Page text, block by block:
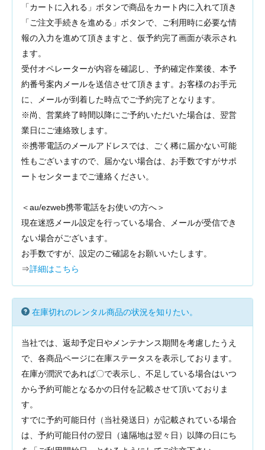
「カートに入れる」ボタンで商品をカート内に入れて頂き
「ご注文手続きを進める」ボタンで、ご利用時に必要な情
報の入力を進めて頂きますと、仮予約完了画面が表示され
ます。
受付オペレーターが内容を確認し、予約確定作業後、本予
約番号案内メールを送信させて頂きます。お客様のお手元
に、メールが到着した時点でご予約完了となります。
※尚、営業終了時間以降にご予約いただいた場合は、翌営
業日にご連絡致します。
※携帯電話のメールアドレスでは、ごく稀に届かない可能
性もございますので、届かない場合は、お手数ですがサポ
ートセンターまでご連絡ください。
＜au/ezweb携帯電話をお使いの方へ＞
現在迷惑メール設定を行っている場合、メールが受信でき
ない場合がございます。
お手数ですが、設定のご確認をお願いいたします。
⇒詳細はこちら
在庫切れのレンタル商品の状況を知りたい。
当社では、返却予定日やメンテナンス期間を考慮したうえ
で、各商品ページに在庫ステータスを表示しております。
在庫が潤沢であれば〇で表示し、不足している場合はいつ
から予約可能となるかの日付を記載させて頂いておりま
す。
すでに予約可能日付（当社発送日）が記載されている場合
は、予約可能日付の翌日（遠隔地は翌々日）以降の日にち